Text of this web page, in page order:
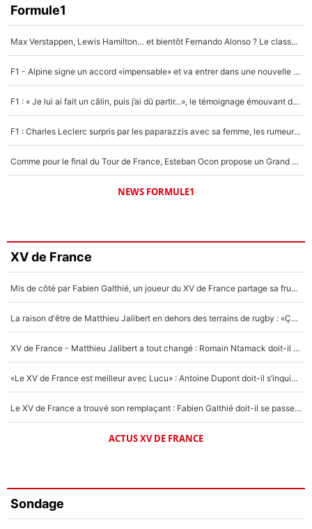
Formule1
Max Verstappen, Lewis Hamilton… et bientôt Fernando Alonso ? Le classement des pilotes les mieux payés en Formule 1 risque de changer !
F1 - Alpine signe un accord «impensable» et va entrer dans une nouvelle dimension : Grande nouvelle pour Pierre Gasly !
F1 : « Je lui ai fait un câlin, puis j’ai dû partir...», le témoignage émouvant de Max Verstappen sur sa fille
F1 : Charles Leclerc surpris par les paparazzis avec sa femme, les rumeurs étaient vraies !
Comme pour le final du Tour de France, Esteban Ocon propose un Grand Prix de Formule 1 à Paris : «Autour de l’Arc de Triomphe, ce serait génial» !
NEWS FORMULE1
XV de France
Mis de côté par Fabien Galthié, un joueur du XV de France partage sa frustration : «ils ne me l’ont pas dit tout de suite»
La raison d'être de Matthieu Jalibert en dehors des terrains de rugby : «Ça m'atteint autant que si tu touches à un membre de ma famille»
XV de France - Matthieu Jalibert a tout changé : Romain Ntamack doit-il s’inquiéter pour sa place à un an de la Coupe du monde ?
«Le XV de France est meilleur avec Lucu» : Antoine Dupont doit-il s’inquiéter pour sa place ?
Le XV de France a trouvé son remplaçant : Fabien Galthié doit-il se passer d'Antoine Dupont ?
ACTUS XV DE FRANCE
Sondage